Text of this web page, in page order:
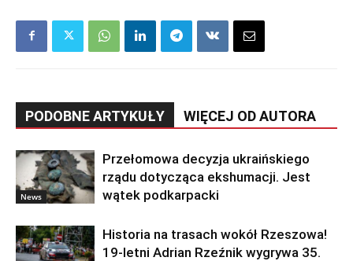
PODOBNE ARTYKUŁY WIĘCEJ OD AUTORA
News
Przełomowa decyzja ukraińskiego
rządu dotycząca ekshumacji. Jest
wątek podkarpacki
Historia na trasach wokół Rzeszowa!
19-letni Adrian Rzeźnik wygrywa 35.